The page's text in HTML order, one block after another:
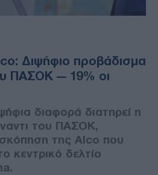
Διψήφιο προβάδισμα
ΠΑΣΟΚ — 19% οι
διαφορά διατηρεί η
του ΠΑΣΟΚ,
της Alco που
κεντρικό δελτίο